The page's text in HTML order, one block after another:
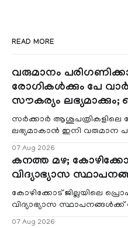
READ MORE
വരുമാനം
രോഗികൾക്കും പേ
സൗകര്യം ലഭ്യമാക്കും;
സർക്കാർ ആശുപത്രികളിലെ
ലഭ്യമാകാൻ ഇനി വരുമാന
07 Aug 2026
കനത്ത മഴ;
വിദ്യാഭ്യാസ
കോഴിക്കോട് ജില്ലയിലെ
വിദ്യാഭ്യാസ സ്ഥാപനങ്ങൾക്ക്
07 Aug 2026